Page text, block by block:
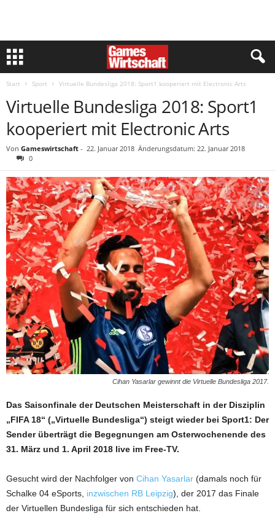
Start Sport Virtuelle Bundesliga 2018: Sport1 kooperiert mit Electronic Arts
Virtuelle Bundesliga 2018: Sport1
kooperiert mit Electronic Arts
Von Gameswirtschaft - 22. Januar 2018 Änderungsdatum: 22. Januar 2018
0
Cihan Yasarlar gewinnt die Virtuelle Bundesliga 2017.
Das Saisonfinale der Deutschen Meisterschaft in der Disziplin
„FIFA 18“ („Virtuelle Bundesliga“) steigt wieder bei Sport1: Der
Sender überträgt die Begegnungen am Osterwochenende des
31. März und 1. April 2018 live im Free-TV.
Gesucht wird der Nachfolger von Cihan Yasarlar (damals noch für
Schalke 04 eSports, inzwischen RB Leipzig), der 2017 das Finale
der Virtuellen Bundesliga für sich entschieden hat.